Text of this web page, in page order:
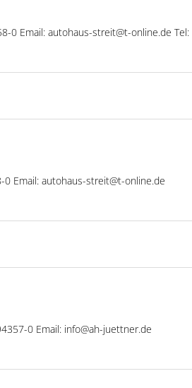
0 Email: autohaus-streit@t-online.de
Email: autohaus-streit@t-online.de
0 Email: info@ah-juettner.de